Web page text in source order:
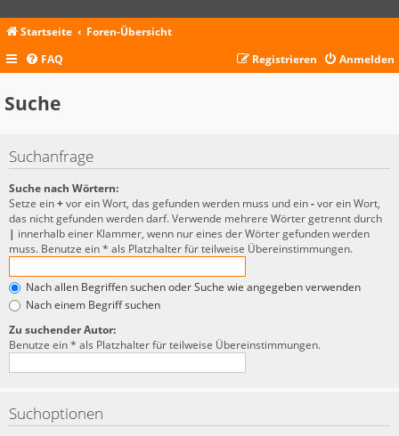
Startseite
Foren-Übersicht
FAQ
Anmelden
Registrieren
Suche
Suchanfrage
Suche nach Wörtern:
Setze ein+vor ein Wort, das gefunden werden muss und ein-vor ein Wort,
das nicht gefunden werden darf. Verwende mehrere Wörter getrennt durch
| innerhalb einer Klammer, wenn nur eines der Wörter gefunden werden
muss. Benutze ein * als Platzhalter für teilweise Übereinstimmungen.
Nach allen Begriffen suchen oder Suche wie angegeben verwenden
Nach einem Begriff suchen
Zu suchender Autor:
Benutze ein * als Platzhalter für teilweise Übereinstimmungen.
Suchoptionen